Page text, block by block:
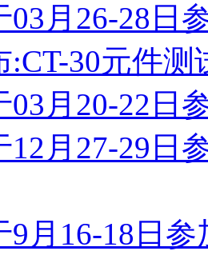
03月26-28日
:CT-30元件测
03月20-22日
12月27-29日
9月16-18日